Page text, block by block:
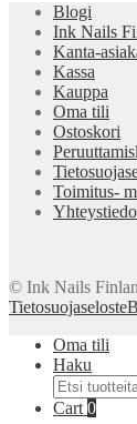
Blogi
Ink Nails
Kanta-
Kassa
Kauppa
Oma tili
Ostoskori
Toimitus-
© Ink Nails
Tietosuojaseloste
Oma tili
Haku
Etsi:
Cart 0